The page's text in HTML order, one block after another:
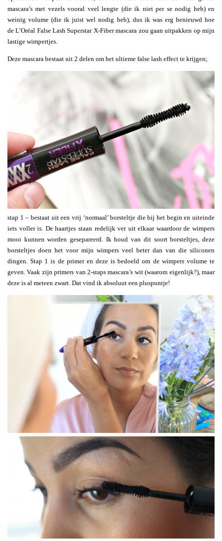
mascara’s met vezels vooral veel lengte (die ik niet per se nodig heb) en
weinig volume (die ik juist wel nodig heb), dus ik was erg benieuwd hoe
de L’Oréal False Lash Superstar X-Fiber mascara zou gaan uitpakken op mijn
lastige wimpertjes.
Deze mascara bestaat uit 2 delen om het ultieme false lash effect te krijgen;
stap 1 – bestaat uit een vrij ‘normaal’ borsteltje die bij het begin en uiteinde
iets voller is. De haartjes staan redelijk ver uit elkaar waardoor de wimpers
mooi kunnen worden gesepareerd. Ik houd van dit soort borsteltjes, deze
borsteltjes doen het voor mijn wimpers veel beter dan van die siliconen
dingen. Stap 1 is de primer en deze is bedoeld om de wimpers volume te
geven. Vaak zijn primers van 2-staps mascara’s wit (waarom eigenlijk?), maar
deze is al meteen zwart. Dat vind ik absoluut een pluspuntje!